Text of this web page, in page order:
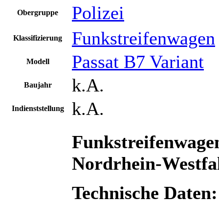
Obergruppe Polizei
Klassifizierung Funkstreifenwagen
Modell Passat B7 Variant
Baujahr k.A.
Indienststellung k.A.
Nordrhein-
Technische Daten: